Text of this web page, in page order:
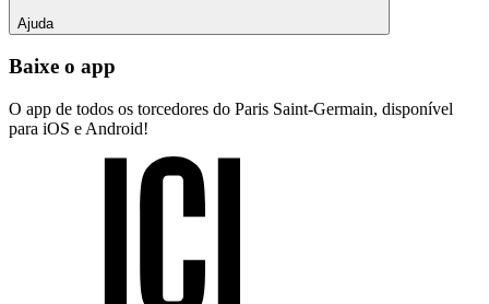
Ajuda
Baixe o app
O app de todos os torcedores do Paris Saint-Germain, disponível
para iOS e Android!